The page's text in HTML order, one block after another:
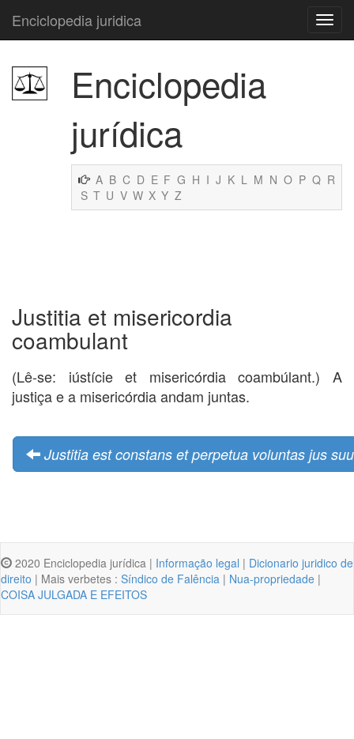
Enciclopedia juridica
Enciclopedia
jurídica
A B C D E F G H I J K L M N O P Q R
S T U V W X Y Z
Justitia et misericordia
coambulant
(Lê-se: iústície et misericórdia coambúlant.) A
justiça e a misericórdia andam juntas.
Justitia est constans et perpetua voluntas jus suu
2020 Enciclopedia jurídica | Informação legal | Dicionario juridico de
direito | Mais verbetes : Síndico de Falência | Nua-propriedade |
COISA JULGADA E EFEITOS